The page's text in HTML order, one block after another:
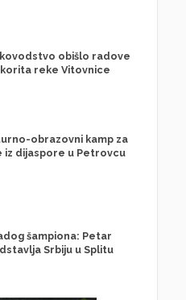
obišlo radove
reke Vitovnice
obrazovni kamp za
iz dijaspore u Petrovcu
šampiona: Petar
Srbiju u Splitu